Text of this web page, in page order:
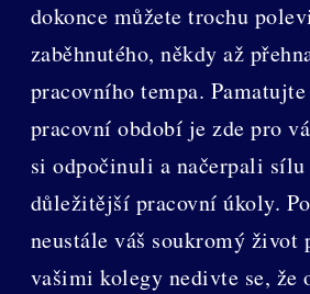
dokonce můžete trochu
zaběhnutého, někdy až
pracovního tempa.
pracovní období je zde pro
si odpočinuli a načerpali sílu
důležitější pracovní úkoly.
neustále váš soukromý život
vašimi kolegy nedivte se, že